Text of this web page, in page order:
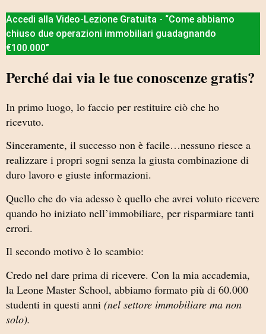
Accedi alla Video-Lezione Gratuita - “Come abbiamo
chiuso due operazioni immobiliari guadagnando
€100.000”
Perché dai via le tue conoscenze gratis?
In primo luogo, lo faccio per restituire ciò che ho
ricevuto.
Sinceramente, il successo non è facile…nessuno riesce a
realizzare i propri sogni senza la giusta combinazione di
duro lavoro e giuste informazioni.
Quello che do via adesso è quello che avrei voluto ricevere
quando ho iniziato nell’immobiliare, per risparmiare tanti
errori.
Il secondo motivo è lo scambio:
Credo nel dare prima di ricevere. Con la mia accademia,
la Leone Master School, abbiamo formato più di 60.000
studenti in questi anni (nel settore immobiliare ma non
solo).